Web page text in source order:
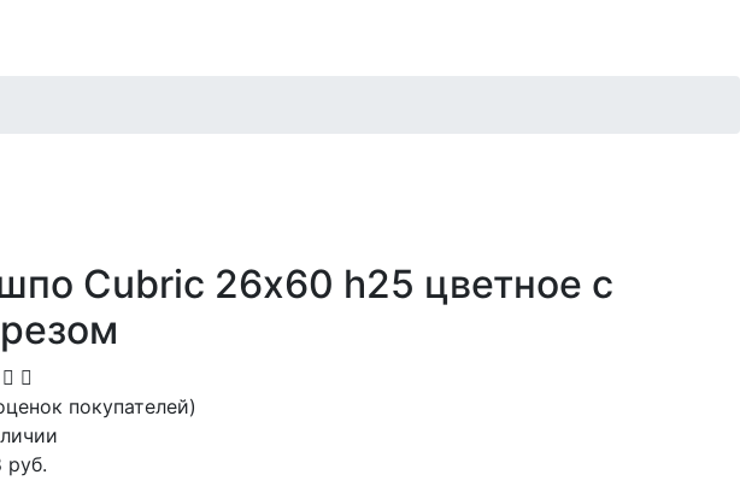
Cubric 26х60 h25 цветное c
покупателей)
руб.